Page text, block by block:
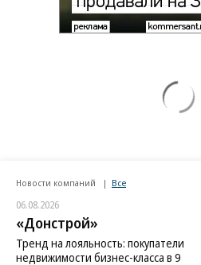
Новости компаний Все
06.08.2026
«Донстрой»
Тренд на лояльность: покупатели
недвижимости бизнес-класса в 9